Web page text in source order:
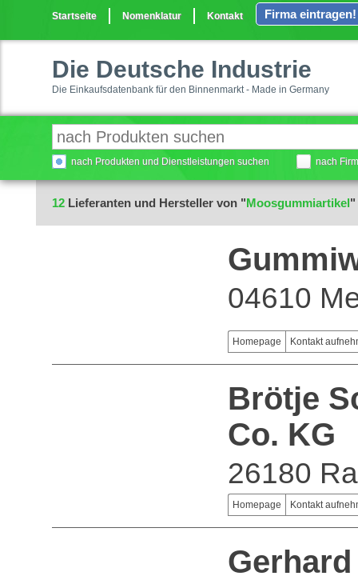
Startseite Nomenklatur Kontakt Firma eintragen!
Die Deutsche Industrie
Die Einkaufsdatenbank für den Binnenmarkt - Made in Germany
nach Produkten und Dienstleistungen suchen nach
12 Lieferanten und Hersteller von "Moosgummiartikel"
04610
Homepage Kontakt
Brötje
Co. KG
26180
Homepage Kontakt